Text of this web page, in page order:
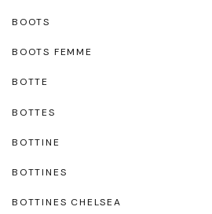
BOOTS
BOOTS FEMME
BOTTE
BOTTES
BOTTINE
BOTTINES
BOTTINES CHELSEA